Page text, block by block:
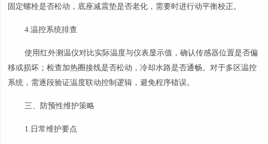
固定螺栓是否松动，底座减震垫是否老化，需要时进行动平衡校正。
4.温控系统排查
使用红外测温仪对比实际温度与仪表显示值，确认传感器位置是否偏
移或损坏；检查加热圈接线是否松动，冷却水路是否通畅。对于多区温控
系统，需逐段验证温度联动控制逻辑，避免程序错误。
三、防预性维护策略
1.日常维护要点